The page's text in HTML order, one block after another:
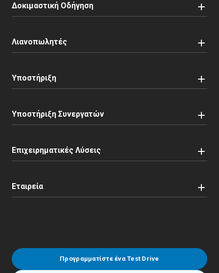
Δοκιμαστική Οδήγηση
Λιανοπωλητές
Υποστήριξη
Υποστήριξη Συνεργατών
Επιχειρηματικές Λύσεις
Εταιρεία
Προγραμματίστε ένα Test Drive